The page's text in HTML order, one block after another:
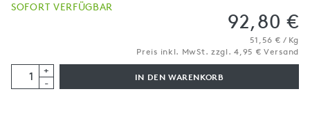
SOFORT VERFÜGBAR
92,80 €
51,56 € / Kg
Preis inkl. MwSt. zzgl. 4,95 € Versand
+
-
IN DEN WARENKORB